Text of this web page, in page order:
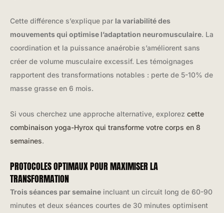
Cette différence s’explique par la variabilité des
mouvements qui optimise l’adaptation neuromusculaire. La
coordination et la puissance anaérobie s’améliorent sans
créer de volume musculaire excessif. Les témoignages
rapportent des transformations notables : perte de 5-10% de
masse grasse en 6 mois.
Si vous cherchez une approche alternative, explorez cette
combinaison yoga-Hyrox qui transforme votre corps en 8
semaines.
PROTOCOLES OPTIMAUX POUR MAXIMISER LA
TRANSFORMATION
Trois séances par semaine incluant un circuit long de 60-90
minutes et deux séances courtes de 30 minutes optimisent